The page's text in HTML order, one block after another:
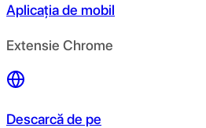
Aplicația de mobil
Extensie Chrome
Descarcă de pe